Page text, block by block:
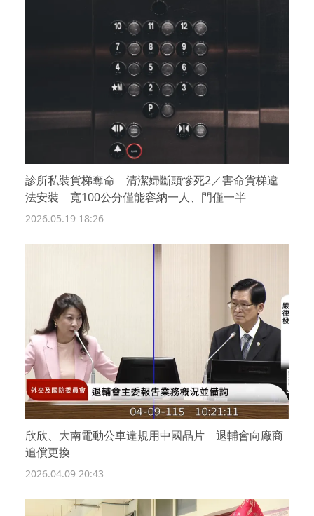
診所私裝貨梯奪命 清潔婦斷頭慘死2／害命貨梯違
法安裝 寬100公分僅能容納一人、門僅一半
2026.05.19 18:26
欣欣、大南電動公車違規用中國晶片 退輔會向廠商
追償更換
2026.04.09 20:43